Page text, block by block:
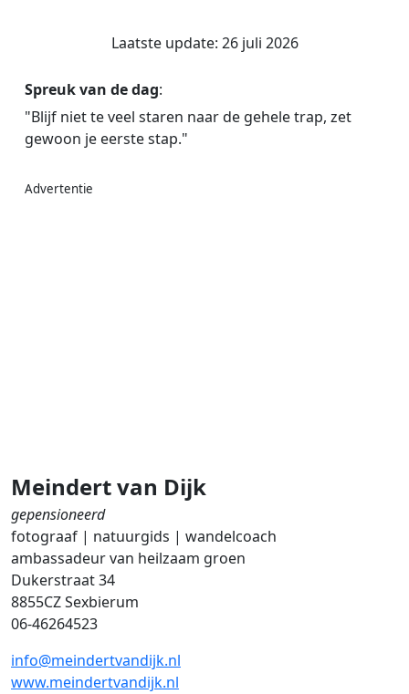
Laatste update: 26 juli 2026
Spreuk van de dag:
"Blijf niet te veel staren naar de gehele trap, zet
gewoon je eerste stap."
Advertentie
Meindert van Dijk
gepensioneerd
fotograaf | natuurgids | wandelcoach
ambassadeur van heilzaam groen
Dukerstraat 34
8855CZ Sexbierum
06-46264523
info@meindertvandijk.nl
www.meindertvandijk.nl